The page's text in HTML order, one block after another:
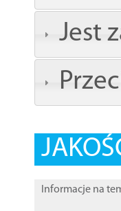
Jest
Informacje na